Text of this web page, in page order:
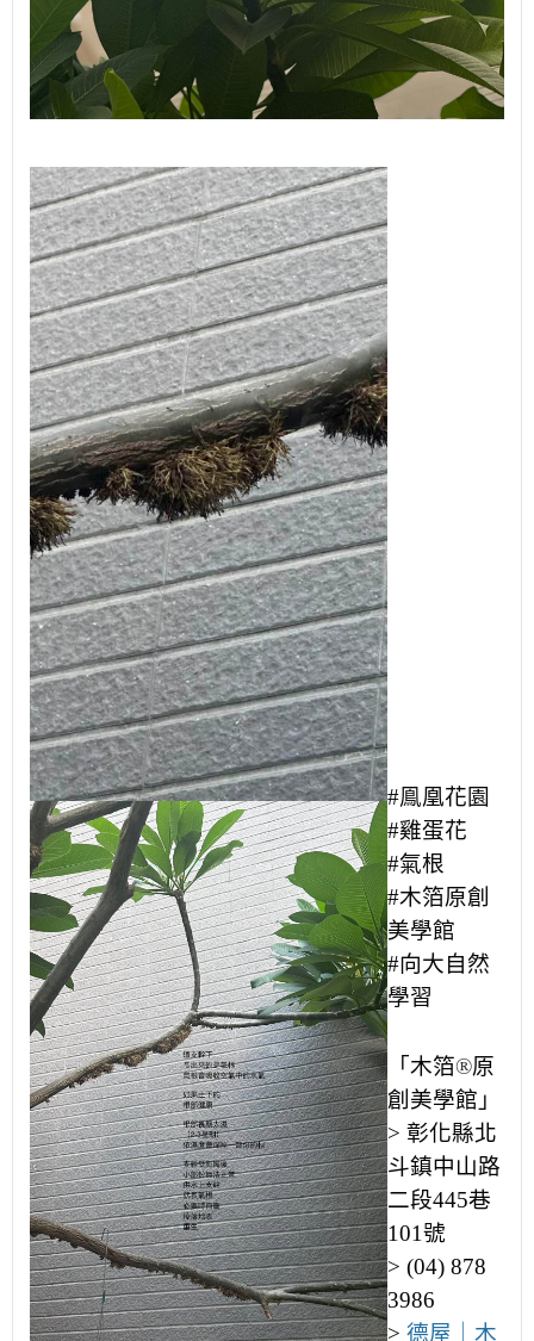
#鳯凰花園
#雞蛋花
#氣根
#木箔原創
美學館
#向大自然
學習
「木箔®原
創美學館」
> 彰化縣北
斗鎮中山路
二段445巷
101號
> (04) 878
3986
> 德屋｜木